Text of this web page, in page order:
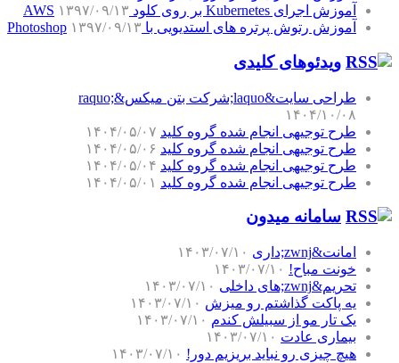
آموزش اجرای Kubernetes بر روی کلود AWS
۱۳۹۷/۰۹/۱۳
آموزش رتوش پرتره های استدیویی با Photoshop ۱۳۹۷/۰۹/۱۳
ویدئوهای کلیدی
طراحی سایت&laquo;شرکت بتن میکس&raquo;
۱۴۰۴/۱۰/۰۸
طرح توجیهی انجام شده گروه کلید ۱۴۰۴/۰۵/۰۷
طرح توجیهی انجام شده گروه کلید ۱۴۰۴/۰۵/۰۶
طرح توجیهی انجام شده گروه کلید ۱۴۰۴/۰۵/۰۴
طرح توجیهی انجام شده گروه کلید ۱۴۰۴/۰۵/۰۱
سامانه میدون
امانت&zwnj;داری
۱۴۰۳/۰۷/۱۰
خونت مباح! ۱۴۰۳/۰۷/۱۰
تحریم&zwnj;های داخلی
۱۴۰۳/۰۷/۱۰
یه پاکت گذاشتم رو میزش ۱۴۰۳/۰۷/۱۰
یک تار مو از سبیلش کندم ۱۴۰۳/۰۷/۱۰
بیماری عادت ۱۴۰۳/۰۷/۱۰
هیچ چیزی رو نباید بریزیم دور! ۱۴۰۳/۰۷/۱۰